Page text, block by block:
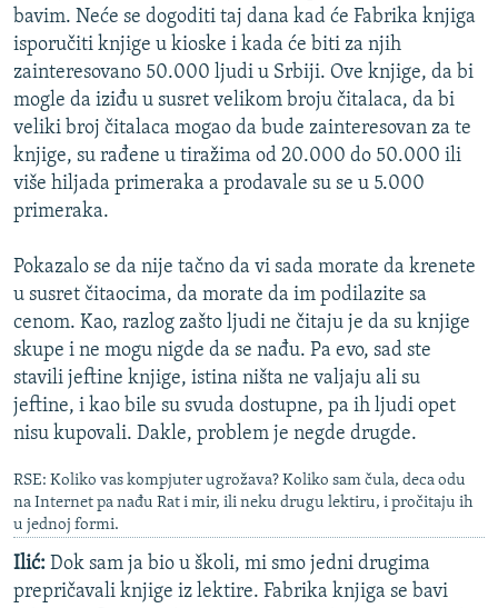
bavim. Neće se dogoditi taj dana kad će Fabrika knjiga
isporučiti knjige u kioske i kada će biti za njih
zainteresovano 50.000 ljudi u Srbiji. Ove knjige, da bi
mogle da iziđu u susret velikom broju čitalaca, da bi
veliki broj čitalaca mogao da bude zainteresovan za te
knjige, su rađene u tiražima od 20.000 do 50.000 ili
više hiljada primeraka a prodavale su se u 5.000
primeraka.
Pokazalo se da nije tačno da vi sada morate da krenete
u susret čitaocima, da morate da im podilazite sa
cenom. Kao, razlog zašto ljudi ne čitaju je da su knjige
skupe i ne mogu nigde da se nađu. Pa evo, sad ste
stavili jeftine knjige, istina ništa ne valjaju ali su
jeftine, i kao bile su svuda dostupne, pa ih ljudi opet
nisu kupovali. Dakle, problem je negde drugde.
RSE: Koliko vas kompjuter ugrožava? Koliko sam čula, deca odu
na Internet pa nađu Rat i mir, ili neku drugu lektiru, i pročitaju ih
u jednoj formi.
Ilić: Dok sam ja bio u školi, mi smo jedni drugima
prepričavali knjige iz lektire. Fabrika knjiga se bavi